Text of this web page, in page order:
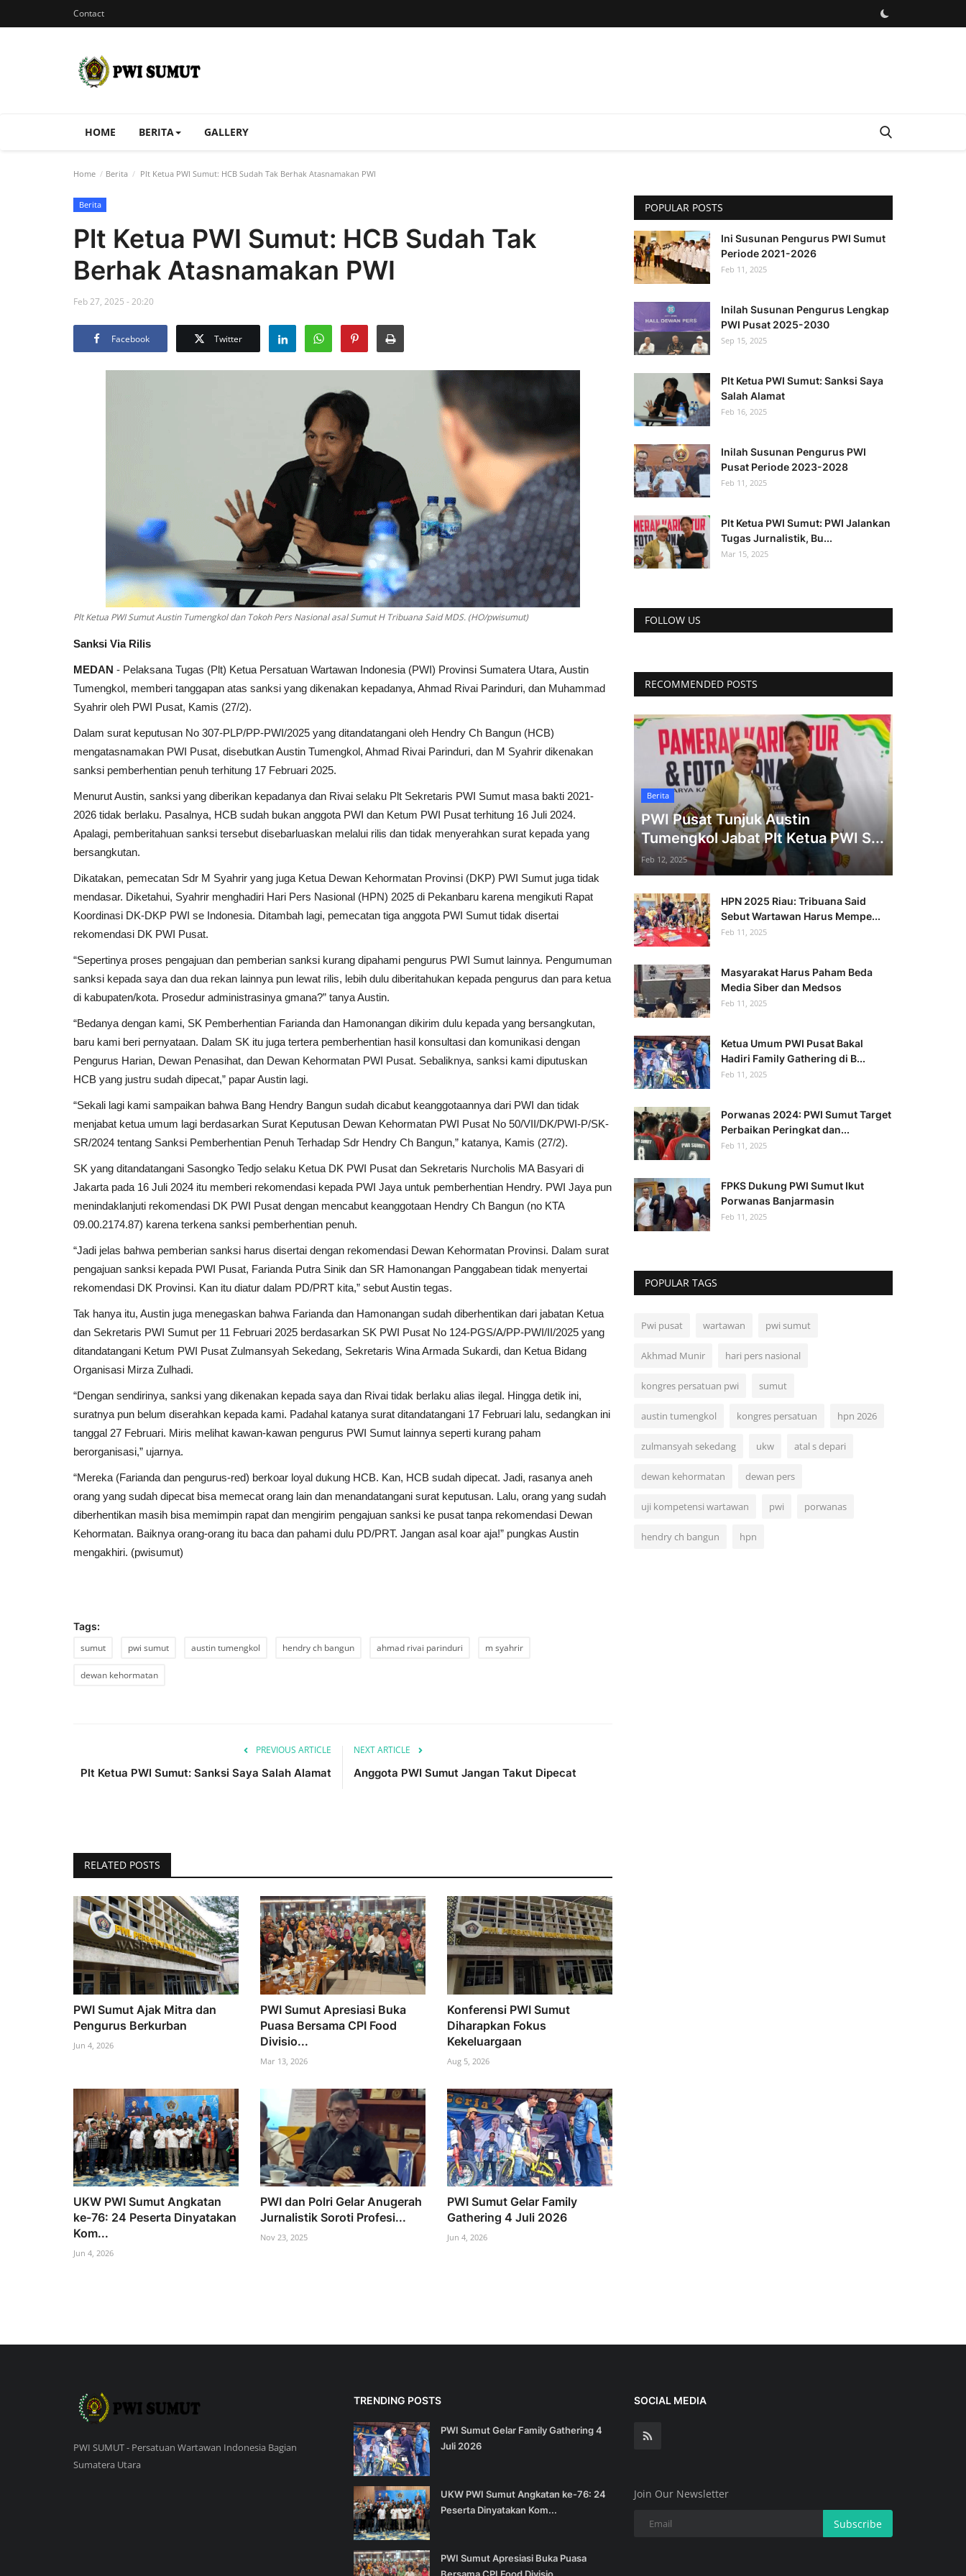
Contact
HOME BERITA GALLERY
Home Berita Plt Ketua PWI Sumut: HCB Sudah Tak Berhak Atasnamakan PWI
Berita
Plt Ketua PWI Sumut: HCB Sudah Tak
Berhak Atasnamakan PWI
Feb 27, 2025 - 20:20
Facebook Twitter
Plt Ketua PWI Sumut Austin Tumengkol dan Tokoh Pers Nasional asal Sumut H Tribuana Said MDS. (HO/pwisumut)
Sanksi Via Rilis
MEDAN - Pelaksana Tugas (Plt) Ketua Persatuan Wartawan Indonesia (PWI) Provinsi Sumatera Utara, Austin
Tumengkol, memberi tanggapan atas sanksi yang dikenakan kepadanya, Ahmad Rivai Parinduri, dan Muhammad
Syahrir oleh PWI Pusat, Kamis (27/2).
Dalam surat keputusan No 307-PLP/PP-PWI/2025 yang ditandatangani oleh Hendry Ch Bangun (HCB)
mengatasnamakan PWI Pusat, disebutkan Austin Tumengkol, Ahmad Rivai Parinduri, dan M Syahrir dikenakan
sanksi pemberhentian penuh terhitung 17 Februari 2025.
Menurut Austin, sanksi yang diberikan kepadanya dan Rivai selaku Plt Sekretaris PWI Sumut masa bakti 2021-
2026 tidak berlaku. Pasalnya, HCB sudah bukan anggota PWI dan Ketum PWI Pusat terhitung 16 Juli 2024.
Apalagi, pemberitahuan sanksi tersebut disebarluaskan melalui rilis dan tidak menyerahkan surat kepada yang
bersangkutan.
Dikatakan, pemecatan Sdr M Syahrir yang juga Ketua Dewan Kehormatan Provinsi (DKP) PWI Sumut juga tidak
mendasar. Diketahui, Syahrir menghadiri Hari Pers Nasional (HPN) 2025 di Pekanbaru karena mengikuti Rapat
Koordinasi DK-DKP PWI se Indonesia. Ditambah lagi, pemecatan tiga anggota PWI Sumut tidak disertai
rekomendasi DK PWI Pusat.
“Sepertinya proses pengajuan dan pemberian sanksi kurang dipahami pengurus PWI Sumut lainnya. Pengumuman
sanksi kepada saya dan dua rekan lainnya pun lewat rilis, lebih dulu diberitahukan kepada pengurus dan para ketua
di kabupaten/kota. Prosedur administrasinya gmana?” tanya Austin.
“Bedanya dengan kami, SK Pemberhentian Farianda dan Hamonangan dikirim dulu kepada yang bersangkutan,
baru kami beri pernyataan. Dalam SK itu juga tertera pemberhentian hasil konsultasi dan komunikasi dengan
Pengurus Harian, Dewan Penasihat, dan Dewan Kehormatan PWI Pusat. Sebaliknya, sanksi kami diputuskan
HCB yang justru sudah dipecat,” papar Austin lagi.
“Sekali lagi kami sampaikan bahwa Bang Hendry Bangun sudah dicabut keanggotaannya dari PWI dan tidak
menjabat ketua umum lagi berdasarkan Surat Keputusan Dewan Kehormatan PWI Pusat No 50/VII/DK/PWI-P/SK-
SR/2024 tentang Sanksi Pemberhentian Penuh Terhadap Sdr Hendry Ch Bangun,” katanya, Kamis (27/2).
SK yang ditandatangani Sasongko Tedjo selaku Ketua DK PWI Pusat dan Sekretaris Nurcholis MA Basyari di
Jakarta pada 16 Juli 2024 itu memberi rekomendasi kepada PWI Jaya untuk pemberhentian Hendry. PWI Jaya pun
menindaklanjuti rekomendasi DK PWI Pusat dengan mencabut keanggotaan Hendry Ch Bangun (no KTA
09.00.2174.87) karena terkena sanksi pemberhentian penuh.
“Jadi jelas bahwa pemberian sanksi harus disertai dengan rekomendasi Dewan Kehormatan Provinsi. Dalam surat
pengajuan sanksi kepada PWI Pusat, Farianda Putra Sinik dan SR Hamonangan Panggabean tidak menyertai
rekomendasi DK Provinsi. Kan itu diatur dalam PD/PRT kita,” sebut Austin tegas.
Tak hanya itu, Austin juga menegaskan bahwa Farianda dan Hamonangan sudah diberhentikan dari jabatan Ketua
dan Sekretaris PWI Sumut per 11 Februari 2025 berdasarkan SK PWI Pusat No 124-PGS/A/PP-PWI/II/2025 yang
ditandatangani Ketum PWI Pusat Zulmansyah Sekedang, Sekretaris Wina Armada Sukardi, dan Ketua Bidang
Organisasi Mirza Zulhadi.
“Dengan sendirinya, sanksi yang dikenakan kepada saya dan Rivai tidak berlaku alias ilegal. Hingga detik ini,
suratnya pun belum diserahkan kepada kami. Padahal katanya surat ditandatangani 17 Februari lalu, sedangkan ini
tanggal 27 Februari. Miris melihat kawan-kawan pengurus PWI Sumut lainnya seperti kurang paham
berorganisasi,” ujarnya.
“Mereka (Farianda dan pengurus-red) berkoar loyal dukung HCB. Kan, HCB sudah dipecat. Jadi, rasanya aneh
orang yang sudah dipecat bisa memecat orang lain dan menandatangani surat keputusan. Lalu, orang yang sudah
diberhentikan masih bisa memimpin rapat dan mengirim pengajuan sanksi ke pusat tanpa rekomendasi Dewan
Kehormatan. Baiknya orang-orang itu baca dan pahami dulu PD/PRT. Jangan asal koar aja!” pungkas Austin
mengakhiri. (pwisumut)
Tags:
sumut
pwi sumut austin tumengkol hendry ch bangun ahmad rivai parinduri m syahrir
dewan kehormatan
PREVIOUS ARTICLE
Plt Ketua PWI Sumut: Sanksi Saya Salah Alamat
NEXT ARTICLE
Anggota PWI Sumut Jangan Takut Dipecat
RELATED POSTS
PWI Sumut Ajak Mitra dan
Pengurus Berkurban
Jun 4, 2026
PWI Sumut Apresiasi Buka
Puasa Bersama CPI Food
Divisio...
Mar 13, 2026
Konferensi PWI Sumut
Diharapkan Fokus
Kekeluargaan
Aug 5, 2026
UKW PWI Sumut Angkatan
ke-76: 24 Peserta Dinyatakan
Kom...
Jun 4, 2026
PWI dan Polri Gelar Anugerah
Jurnalistik Soroti Profesi...
Nov 23, 2025
PWI Sumut Gelar Family
Gathering 4 Juli 2026
Jun 4, 2026
POPULAR POSTS
Ini Susunan Pengurus PWI Sumut
Periode 2021-2026
Feb 11, 2025
Inilah Susunan Pengurus Lengkap
PWI Pusat 2025-2030
Sep 15, 2025
Plt Ketua PWI Sumut: Sanksi Saya
Salah Alamat
Feb 16, 2025
Inilah Susunan Pengurus PWI
Pusat Periode 2023-2028
Feb 11, 2025
Plt Ketua PWI Sumut: PWI Jalankan
Tugas Jurnalistik, Bu...
Mar 15, 2025
FOLLOW US
RECOMMENDED POSTS
Berita
PWI Pusat Tunjuk Austin
Tumengkol Jabat Plt Ketua PWI S...
Feb 12, 2025
HPN 2025 Riau: Tribuana Said
Sebut Wartawan Harus Mempe...
Feb 11, 2025
Masyarakat Harus Paham Beda
Media Siber dan Medsos
Feb 11, 2025
Ketua Umum PWI Pusat Bakal
Hadiri Family Gathering di B...
Feb 11, 2025
Porwanas 2024: PWI Sumut Target
Perbaikan Peringkat dan...
Feb 11, 2025
FPKS Dukung PWI Sumut Ikut
Porwanas Banjarmasin
Feb 11, 2025
POPULAR TAGS
Pwi pusat wartawan pwi sumut
Akhmad Munir hari pers nasional
kongres persatuan pwi sumut
austin tumengkol kongres persatuan hpn 2026
zulmansyah sekedang ukw atal s depari
dewan kehormatan dewan pers
uji kompetensi wartawan pwi porwanas
hendry ch bangun hpn
PWI SUMUT - Persatuan Wartawan Indonesia Bagian
Sumatera Utara
TRENDING POSTS
PWI Sumut Gelar Family Gathering 4
Juli 2026
UKW PWI Sumut Angkatan ke-76: 24
Peserta Dinyatakan Kom...
PWI Sumut Apresiasi Buka Puasa
SOCIAL MEDIA
Join Our Newsletter
Subscribe